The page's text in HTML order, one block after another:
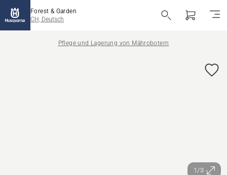
Forest & Garden
CH, Deutsch
Pflege und Lagerung von Mährobotern
1/3